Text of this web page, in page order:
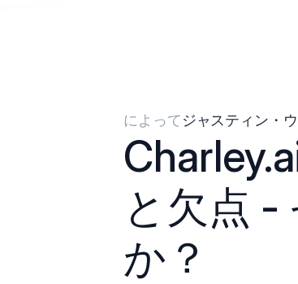
によってジャスティン・
と欠点 -
か？